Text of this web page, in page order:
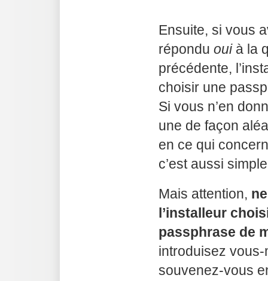
Ensuite, si vous
répondu ouià la
précédente,
choisir une
Si vous n’en
une de façon
en ce qui
c’est aussi
Mais attention,
l’installeur
passphrase de
introduisez
souvenez-vous